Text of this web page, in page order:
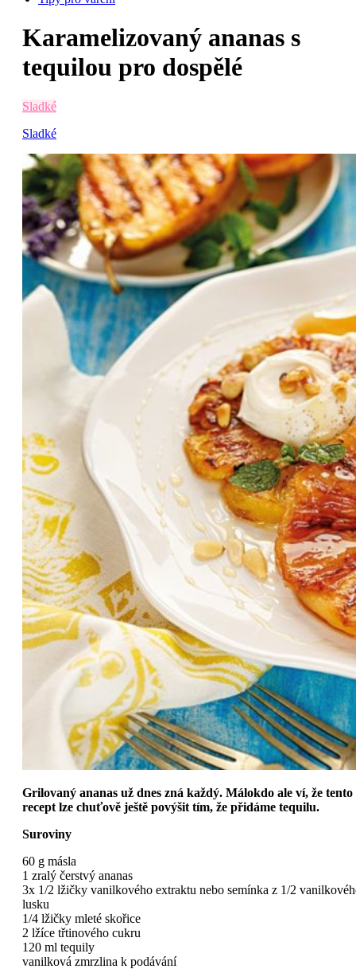
Karamelizovaný ananas s
tequilou pro dospělé
Sladké
Sladké
Grilovaný ananas už dnes zná každý. Málokdo ale ví, že tento
recept lze chuťově ještě povýšit tím, že přidáme tequilu.
Suroviny
60 g másla
1 zralý čerstvý ananas
3x 1/2 lžičky vanilkového extraktu nebo semínka z 1/2
lusku
1/4 lžičky mleté skořice
2 lžíce třtinového cukru
120 ml tequily
vanilková zmrzlina k podávání